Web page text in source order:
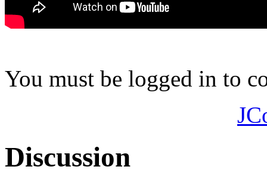
You must be logged in to
Discussion